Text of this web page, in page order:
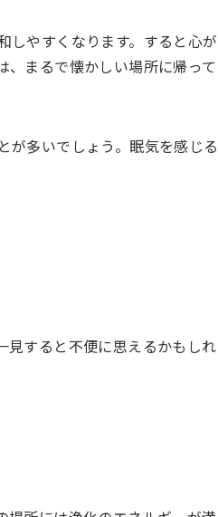
しやすくなります。すると心が
まるで懐かしい場所に帰って
が多いでしょう。眠気を感じる
見すると不便に思えるかもしれ